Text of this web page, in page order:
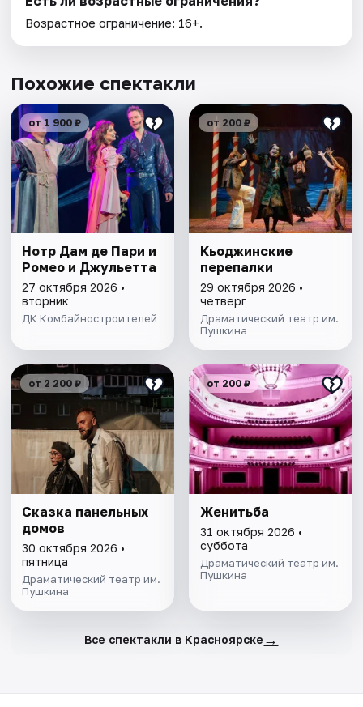
Возрастное ограничение: 16+.
Похожие спектакли
от 1 900 ₽
Нотр Дам де Пари и
Ромео и Джульетта
27 октября 2026 •
вторник
ДК Комбайностроителей
от 200 ₽
Кьоджинские
перепалки
29 октября 2026 •
четверг
Драматический театр им.
Пушкина
от 2 200 ₽
Сказка панельных
домов
30 октября 2026 •
пятница
Драматический театр им.
Пушкина
от 200 ₽
Женитьба
31 октября 2026 •
суббота
Драматический театр им.
Пушкина
Все спектакли в Красноярске →